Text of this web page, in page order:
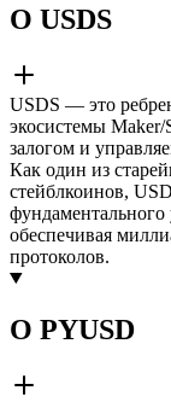
О USDS
USDS — это
экосистемы
залогом и
Как один из
стейблкоинов,
обеспечивая
протоколов.
О PYUSD